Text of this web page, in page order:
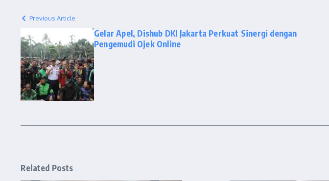
Previous Article
Gelar Apel, Dishub DKI Jakarta Perkuat Sinergi dengan
Pengemudi Ojek Online
Related Posts